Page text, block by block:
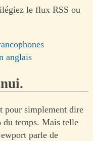
le flux RSS ou
anglais
pour simplement dire
du temps. Mais telle
parle de